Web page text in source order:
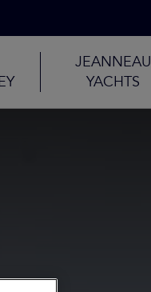
JEANNEAU
YACHTS